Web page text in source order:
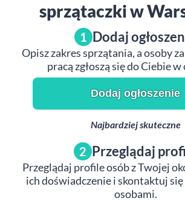
sprzątaczki w
1 Dodaj
Opisz zakres sprzątania, a osoby
pracą zgłoszą się do Ciebie w
Dodaj ogłoszenie
Najbardziej skuteczne
2 Przeglądaj
Przeglądaj profile osób z Twojej
ich doświadczenie i skontaktuj
osobami.